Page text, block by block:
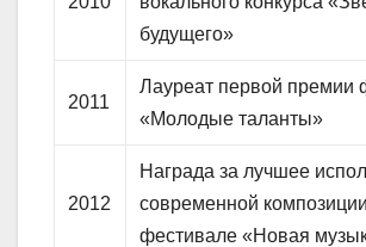
будущего»
2011
Лауреат первой премии
«Молодые таланты»
2012
Награда за лучшее
современной
фестивале «Новая